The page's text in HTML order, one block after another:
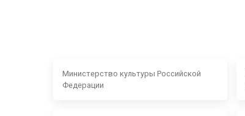
Министерство культуры Российской
Федерации